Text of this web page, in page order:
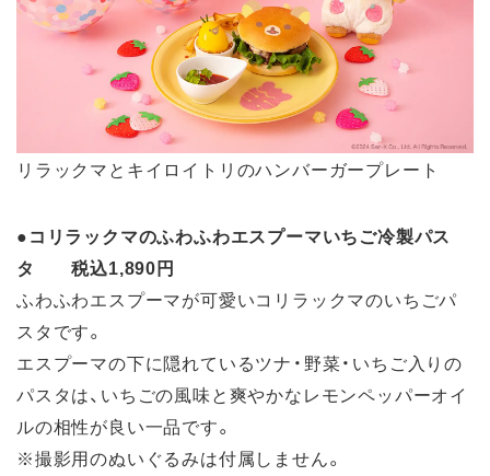
リラックマとキイロイトリのハンバーガープレート
●コリラックマのふわふわエスプーマいちご冷製パス
タ 税込1,890円
ふわふわエスプーマが可愛いコリラックマのいちごパ
スタです。
エスプーマの下に隠れているツナ・野菜・いちご入りの
パスタは、いちごの風味と爽やかなレモンペッパーオイ
ルの相性が良い一品です。
※撮影用のぬいぐるみは付属しません。